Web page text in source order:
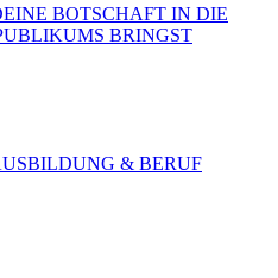
BOTSCHAFT IN DIE
BRINGST
& BERUF